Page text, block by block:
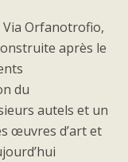
Via Orfanotrofio,
après le
du
autels et un
œuvres d’art et